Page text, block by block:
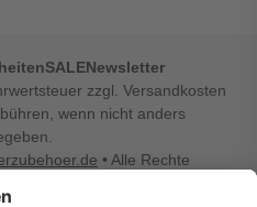
SALENewsletter
zzgl. Versandkosten
wenn nicht anders
• Alle Rechte